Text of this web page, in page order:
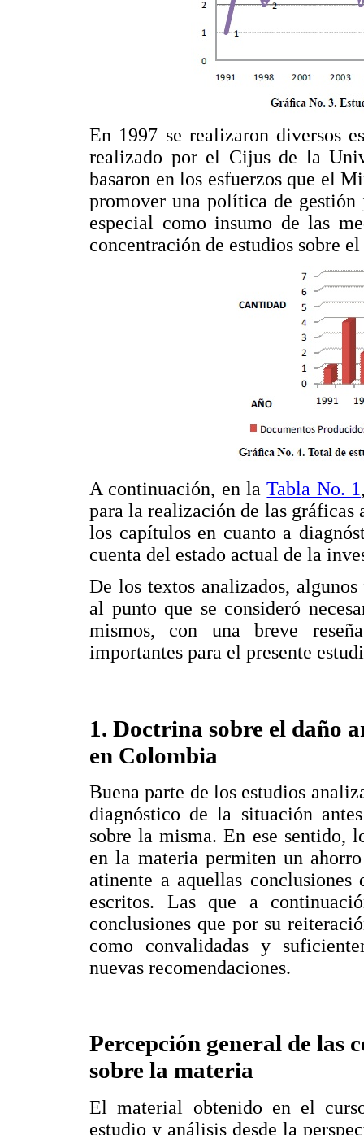
En 1997 se realizaron diversos
realizado por el Cijus de la
basaron en los esfuerzos que el
promover una política de
especial como insumo de las
concentración de estudios sobre
A continuación, en laTabla No. 1
para la realización de las gráficas
los capítulos en cuanto a
cuenta del estado actual de la
De los textos analizados,
al punto que se consideró
mismos, con una breve
importantes para el presente
1. Doctrina sobre el daño
en Colombia
Buena parte de los estudios
diagnóstico de la situación
sobre la misma. En ese sentido,
en la materia permiten un
atinente a aquellas
escritos. Las que a
conclusiones que por su
como convalidadas y
nuevas recomendaciones.
Percepción general de las
sobre la materia
El material obtenido en el
estudio y análisis desde la